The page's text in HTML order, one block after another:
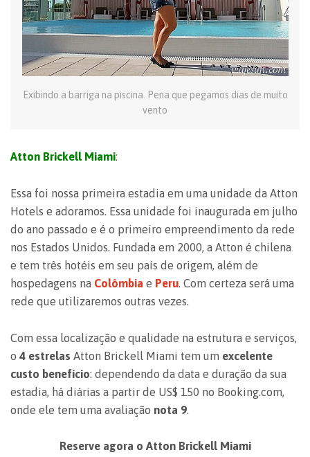
Exibindo a barriga na piscina. Pena que pegamos dias de muito
vento
Atton Brickell Miami:
Essa foi nossa primeira estadia em uma unidade da Atton
Hotels e adoramos. Essa unidade foi inaugurada em julho
do ano passado e é o primeiro empreendimento da rede
nos Estados Unidos. Fundada em 2000, a Atton é chilena
e tem três hotéis em seu país de origem, além de
hospedagens na Colômbia e Peru. Com certeza será uma
rede que utilizaremos outras vezes.
Com essa localização e qualidade na estrutura e serviços,
o 4 estrelas Atton Brickell Miami tem um excelente
custo benefício: dependendo da data e duração da sua
estadia, há diárias a partir de US$ 150 no Booking.com,
onde ele tem uma avaliação nota 9.
Reserve agora o Atton Brickell Miami